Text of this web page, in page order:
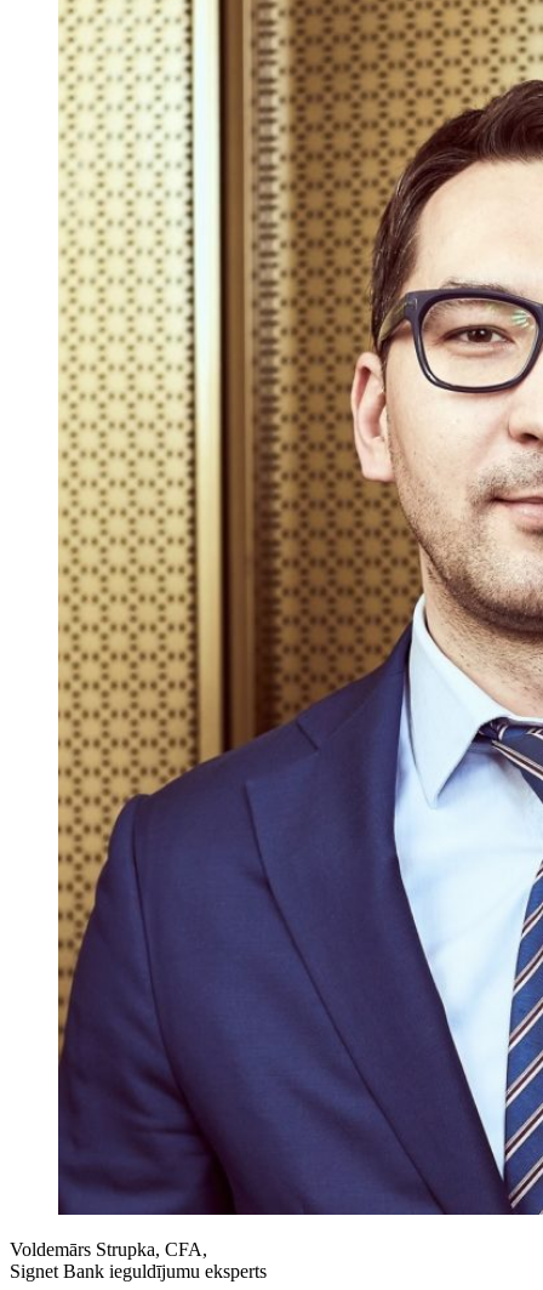
Voldemārs Strupka, CFA,
Signet Bank ieguldījumu eksperts